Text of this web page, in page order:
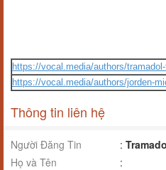
https://vocal.media/authors/
https://vocal.media/authors/jorden-
Thông tin liên hệ
Người Đăng Tin :
Họ và Tên
: